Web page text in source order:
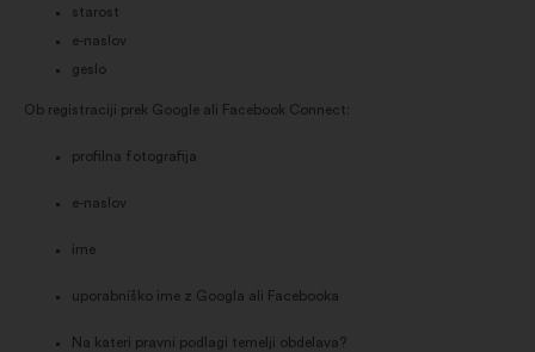
starost
e-naslov
geslo
Ob registraciji prek Google ali Facebook Connect:
profilna fotografija
e-naslov
ime
uporabniško ime z Googla ali Facebooka
Na kateri pravni podlagi temelji obdelava?